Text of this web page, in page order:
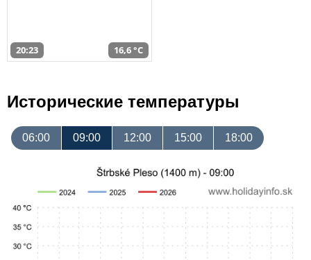
20:23 16,6 °C
Исторические температуры
06:00 09:00 12:00 15:00 18:00